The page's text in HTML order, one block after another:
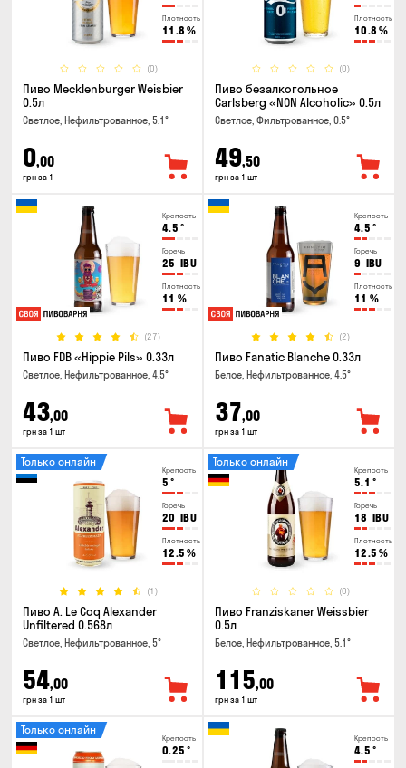
Плотность
11.8 %
(0)
Пиво Mecklenburger Weisbier
0.5л
Светлое, Нефильтрованное, 5.1°
0,00
грн за 1
Плотность
10.8 %
(0)
Пиво безалкогольное
Carlsberg «NON Alcoholic» 0.5л
Светлое, Фильтрованное, 0.5°
49,50
грн за 1 шт
Крепость
4.5 °
Горечь
25 IBU
Плотность
11 %
(27)
Пиво FDB «Hippie Pils» 0.33л
Светлое, Нефильтрованное, 4.5°
43,00
грн за 1 шт
Крепость
4.5 °
Горечь
9 IBU
Плотность
11 %
(2)
Пиво Fanatic Blanche 0.33л
Белое, Нефильтрованное, 4.5°
37,00
грн за 1 шт
Крепость
5 °
Горечь
20 IBU
Плотность
12.5 %
(1)
Только онлайн
Пиво A. Le Coq Alexander
Unfiltered 0.568л
Светлое, Нефильтрованное, 5°
54,00
грн за 1 шт
Крепость
5.1 °
Горечь
18 IBU
Плотность
12.5 %
(0)
Только онлайн
Пиво Franziskaner Weissbier
0.5л
Белое, Нефильтрованное, 5.1°
115,00
грн за 1 шт
Крепость
0.25 °
Только онлайн
Крепость
4.5 °